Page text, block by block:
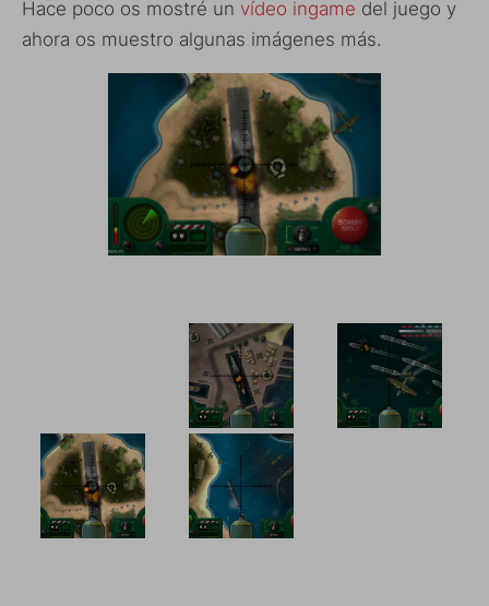
Hace poco os mostré un vídeo ingame del juego y
ahora os muestro algunas imágenes más.